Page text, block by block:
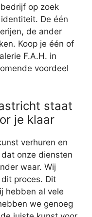
op zoek
De één
de ander
Koop je één of
F.A.H. in
voordeel
staat
je klaar
verhuren en
onze diensten
waar. Wij
proces. Dit
hebben al vele
we genoeg